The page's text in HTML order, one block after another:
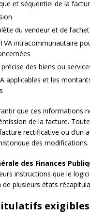
et séquentiel de la
du vendeur et de
intracommunautaire
des biens ou
applicables et les
que ces informations
de la facture.
rectificative ou d’un
des modifications.
des Finances
instructions que le
de plusieurs états
exigibles